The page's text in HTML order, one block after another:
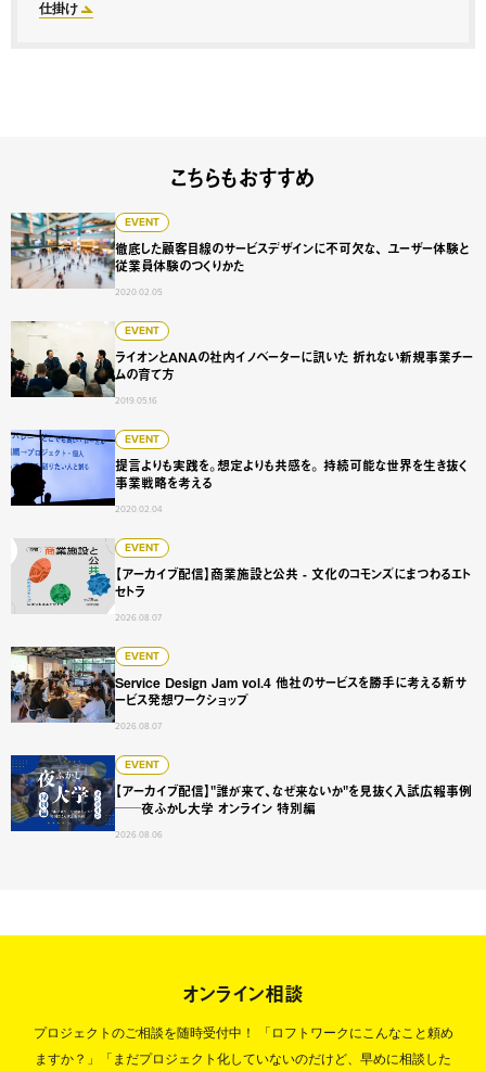
仕掛け
こちらもおすすめ
EVENT
徹底した顧客目線のサービスデザインに不可欠な、 ユーザー体験と
従業員体験のつくりかた
2020.02.05
徹底した顧客目線のサービスデザインに不可欠な、 ユーザ
EVENT
ライオンとANAの社内イノベーターに訊いた 折れない新規事業チー
ムの育て方
2019.05.16
ライオンとANAの社内イノベーターに訊いた 折れない新規
EVENT
提言よりも実践を。想定よりも共感を。 持続可能な世界を生き抜く
事業戦略を考える
2020.02.04
提言よりも実践を。想定よりも共感を。 持続可能な世界を
EVENT
【アーカイブ配信】商業施設と公共 - 文化のコモンズにまつわるエト
セトラ
2026.08.07
【アーカイブ配信】商業施設と公共 - 文化のコモンズにまつ
EVENT
Service Design Jam vol.4 他社のサービスを勝手に考える新サ
ービス発想ワークショップ
2026.08.07
Service Design Jam vol.4 他社のサービスを勝手に考える
EVENT
【アーカイブ配信】"誰が来て、なぜ来ないか"を見抜く入試広報事例
──夜ふかし大学 オンライン 特別編
2026.08.06
【アーカイブ配信】"誰が来て、なぜ来ないか"を見抜く入
オンライン相談
プロジェクトのご相談を随時受付中！
「ロフトワークにこんなこと頼め
ますか？」「まだプロジェクト化していないのだけど、早めに相談した